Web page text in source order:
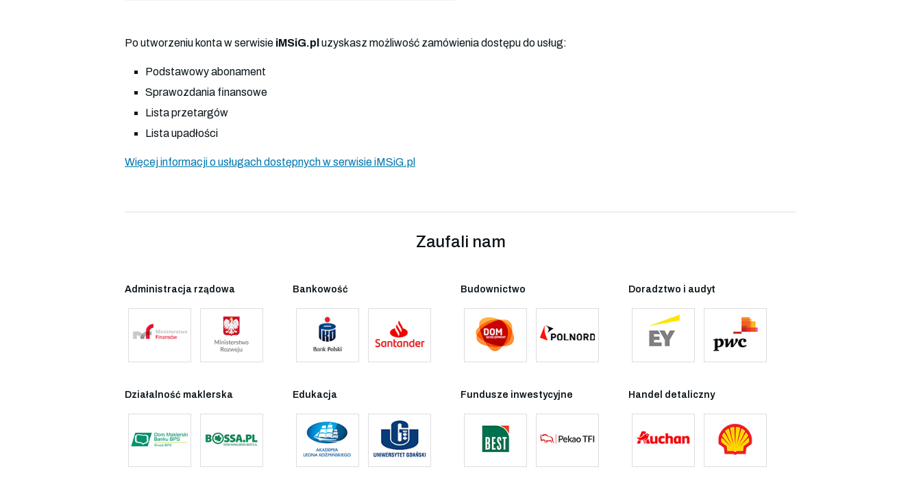
Po utworzeniu konta w serwisie iMSiG.pl uzyskasz możliwość zamówienia dostępu do usług:
Podstawowy abonament
Sprawozdania finansowe
Lista przetargów
Lista upadłości
Więcej informacji o usługach dostępnych w serwisie iMSiG.pl
Zaufali nam
Administracja rządowa Bankowość Budownictwo Doradztwo i audyt
Działalność maklerska Edukacja Fundusze inwestycyjne Handel detaliczny